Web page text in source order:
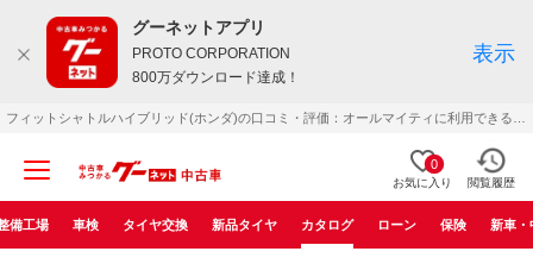
グーネットアプリ
PROTO CORPORATION
800万ダウンロード達成！
表示
0
お気に入り 閲覧履歴
備工場 車検 タイヤ交換 新品タイヤ カタログ ローン 保険 新車・